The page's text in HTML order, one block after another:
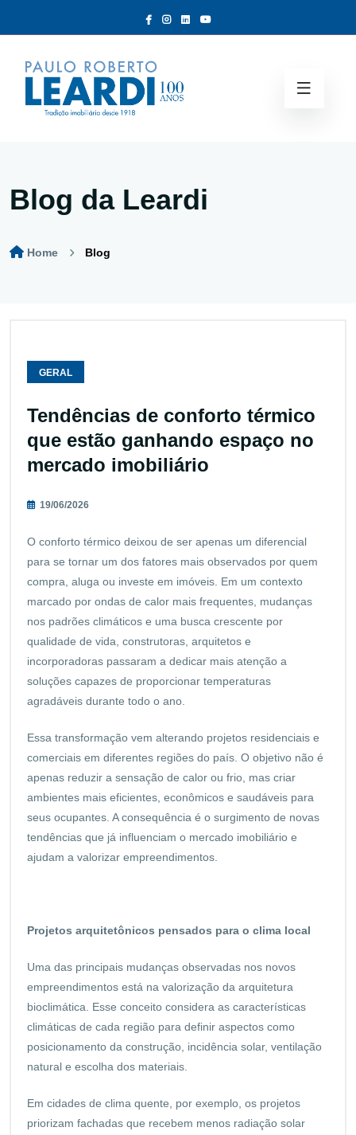
Blog da Leardi
Home Blog
GERAL
Tendências de conforto térmico
que estão ganhando espaço no
mercado imobiliário
19/06/2026
O conforto térmico deixou de ser apenas um diferencial
para se tornar um dos fatores mais observados por quem
compra, aluga ou investe em imóveis. Em um contexto
marcado por ondas de calor mais frequentes, mudanças
nos padrões climáticos e uma busca crescente por
qualidade de vida, construtoras, arquitetos e
incorporadoras passaram a dedicar mais atenção a
soluções capazes de proporcionar temperaturas
agradáveis durante todo o ano.
Essa transformação vem alterando projetos residenciais e
comerciais em diferentes regiões do país. O objetivo não é
apenas reduzir a sensação de calor ou frio, mas criar
ambientes mais eficientes, econômicos e saudáveis para
seus ocupantes. A consequência é o surgimento de novas
tendências que já influenciam o mercado imobiliário e
ajudam a valorizar empreendimentos.
Projetos arquitetônicos pensados para o clima local
Uma das principais mudanças observadas nos novos
empreendimentos está na valorização da arquitetura
bioclimática. Esse conceito considera as características
climáticas de cada região para definir aspectos como
posicionamento da construção, incidência solar, ventilação
natural e escolha dos materiais.
Em cidades de clima quente, por exemplo, os projetos
priorizam fachadas que recebem menos radiação solar